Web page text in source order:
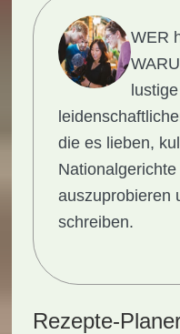
WER
die es lieben,
auszuprobieren
schreiben.
Rezepte-